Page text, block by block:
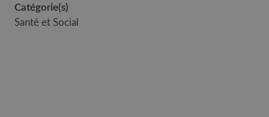
Catégorie(s)
Santé et Social